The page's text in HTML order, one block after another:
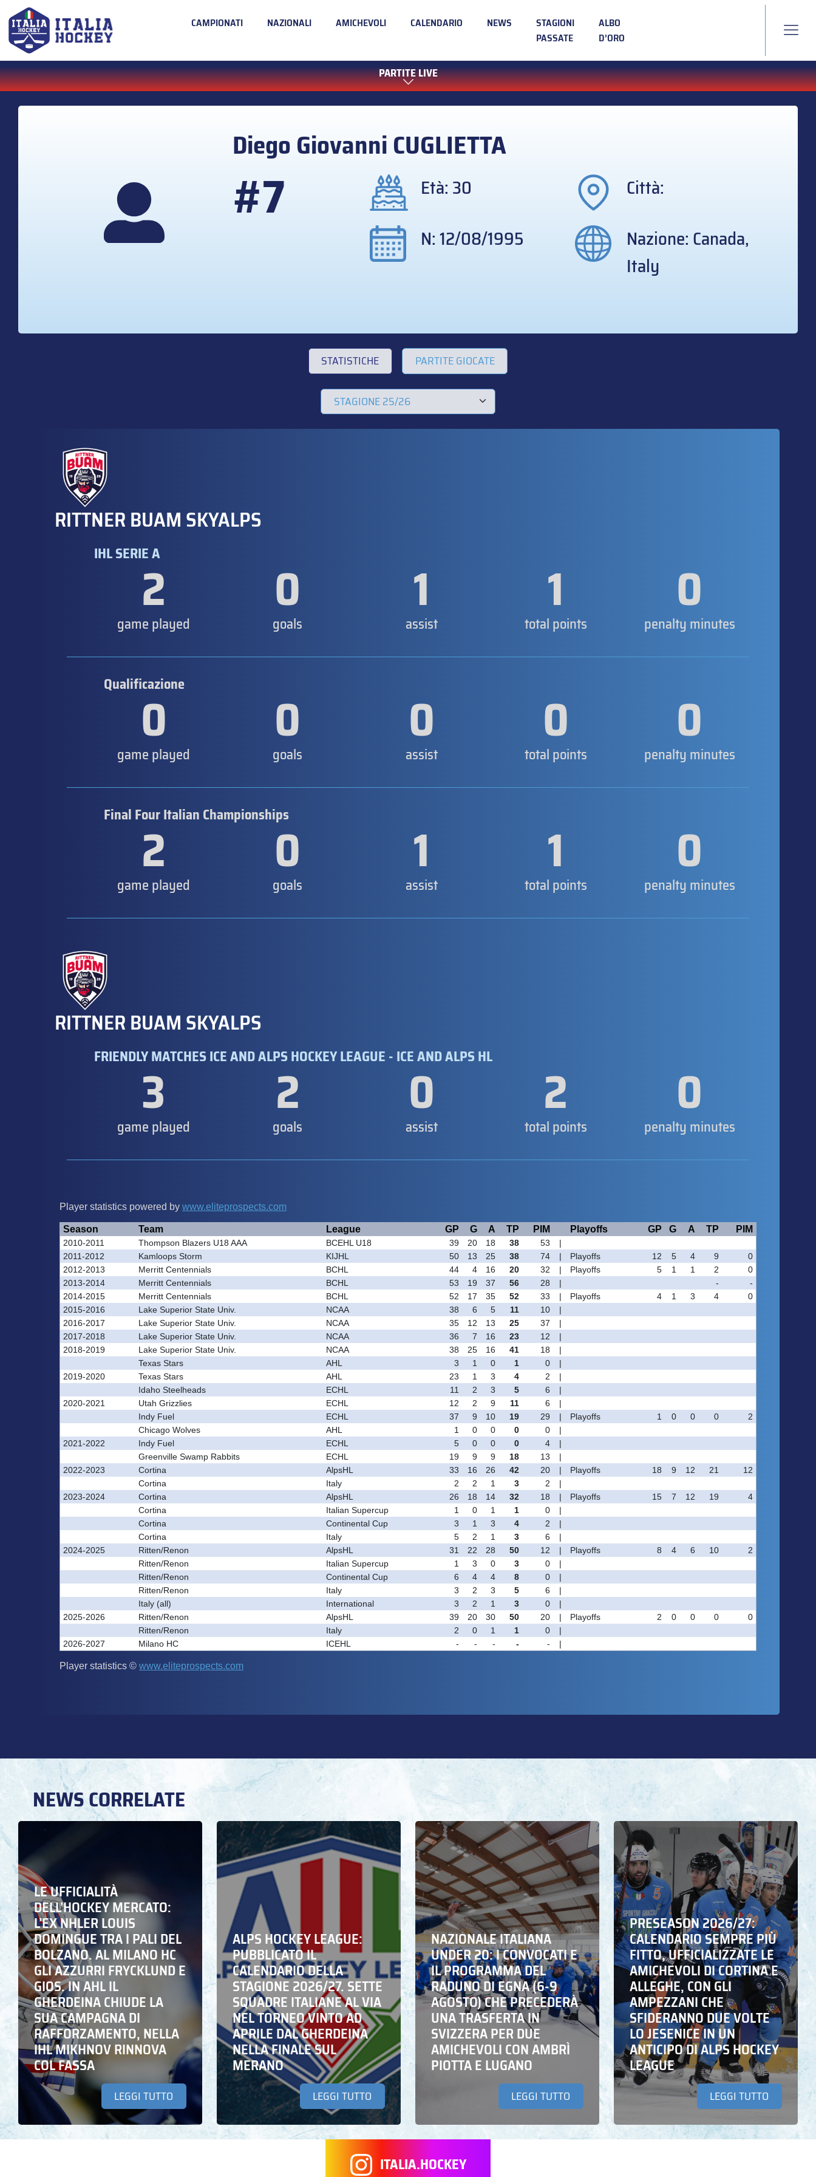
CAMPIONATI NAZIONALI AMICHEVOLI CALENDARIO NEWS
STAGIONI
PASSATE
ALBO
D’ORO
PARTITE LIVE
Diego GiovanniCUGLIETTA
#7 Età: 30
Città:
N: 12/08/1995
Nazione: Canada,
Italy
STATISTICHE PARTITE GIOCATE
RITTNER BUAM SKYALPS
IHL SERIE A
2
game played 0
goals 1
assist 1
total points 0
penalty minutes
Qualificazione
0
game played 0
goals 0
assist 0
total points 0
penalty minutes
Final Four Italian Championships
2
game played 0
goals 1
assist 1
total points 0
penalty minutes
RITTNER BUAM SKYALPS
FRIENDLY MATCHES ICE AND ALPS HOCKEY LEAGUE - ICE AND ALPS HL
3
game played 2
goals 0
assist 2
total points 0
penalty minutes
NEWS CORRELATE
LE UFFICIALITÀ
DELL’HOCKEY MERCATO:
L’EX NHLER LOUIS
DOMINGUE TRA I PALI DEL
BOLZANO. AL MILANO HC
GLI AZZURRI FRYCKLUND E
GIOS. IN AHL IL
GHERDEINA CHIUDE LA
SUA CAMPAGNA DI
RAFFORZAMENTO, NELLA
IHL MIKHNOV RINNOVA
COL FASSA
LEGGI TUTTO
ALPS HOCKEY LEAGUE:
PUBBLICATO IL
CALENDARIO DELLA
STAGIONE 2026/27. SETTE
SQUADRE ITALIANE AL VIA
NEL TORNEO VINTO AD
APRILE DAL GHERDEINA
NELLA FINALE SUL
MERANO
LEGGI TUTTO
NAZIONALE ITALIANA
UNDER 20: I CONVOCATI E
IL PROGRAMMA DEL
RADUNO DI EGNA (6-9
AGOSTO) CHE PRECEDERÀ
UNA TRASFERTA IN
SVIZZERA PER DUE
AMICHEVOLI CON AMBRÌ
PIOTTA E LUGANO
LEGGI TUTTO
PRESEASON 2026/27:
CALENDARIO SEMPRE PIÙ
FITTO, UFFICIALIZZATE LE
AMICHEVOLI DI CORTINA E
ALLEGHE, CON GLI
AMPEZZANI CHE
SFIDERANNO DUE VOLTE
LO JESENICE IN UN
ANTICIPO DI ALPS HOCKEY
LEAGUE
LEGGI TUTTO
ITALIA.HOCKEY